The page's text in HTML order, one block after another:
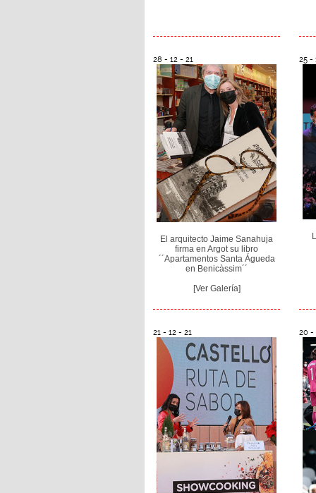
28 - 12 - 21
El arquitecto Jaime Sanahuja
firma en Argot su libro
´´Apartamentos Santa Águeda
en Benicàssim´´
[Ver Galería]
25 -
21 - 12 - 21 20 -